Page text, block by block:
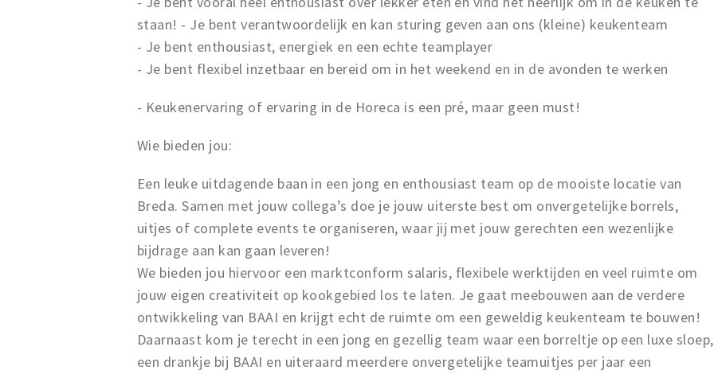
staan! - Je bent verantwoordelijk en kan sturing geven aan ons (kleine) keukenteam
- Je bent enthousiast, energiek en een echte teamplayer
- Je bent flexibel inzetbaar en bereid om in het weekend en in de avonden te werken
- Keukenervaring of ervaring in de Horeca is een pré, maar geen must!
Wie bieden jou:
Een leuke uitdagende baan in een jong en enthousiast team op de mooiste locatie van
Breda. Samen met jouw collega’s doe je jouw uiterste best om onvergetelijke borrels,
uitjes of complete events te organiseren, waar jij met jouw gerechten een wezenlijke
bijdrage aan kan gaan leveren!
We bieden jou hiervoor een marktconform salaris, flexibele werktijden en veel ruimte om
jouw eigen creativiteit op kookgebied los te laten. Je gaat meebouwen aan de verdere
ontwikkeling van BAAI en krijgt echt de ruimte om een geweldig keukenteam te bouwen!
Daarnaast kom je terecht in een jong en gezellig team waar een borreltje op een luxe sloep,
een drankje bij BAAI en uiteraard meerdere onvergetelijke teamuitjes per jaar een